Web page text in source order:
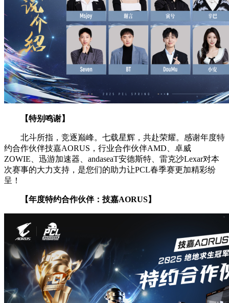
【特别鸣谢】
北斗所指，竞逐巅峰。七载星辉，共赴荣耀。感谢年度特
约合作伙伴技嘉AORUS，行业合作伙伴AMD、卓威
ZOWIE、迅游加速器、andaseaT安德斯特、雷克沙Lexar对本
次赛事的大力支持，是您们的助力让PCL春季赛更加精彩纷
呈！
【年度特约合作伙伴：技嘉AORUS】